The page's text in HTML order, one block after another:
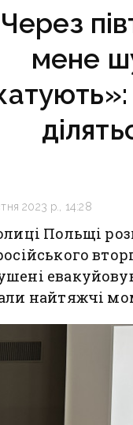
мене
2023 р., 14:28
Польщі
найтяжчі